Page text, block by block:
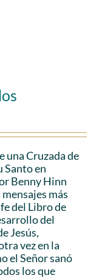
una Cruzada de
Santo en
Benny Hinn
más
del Libro de
del
Jesús,
vez en la
el Señor sanó
los que